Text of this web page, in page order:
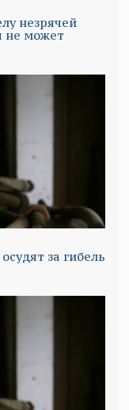
незрячей
не может
за гибель